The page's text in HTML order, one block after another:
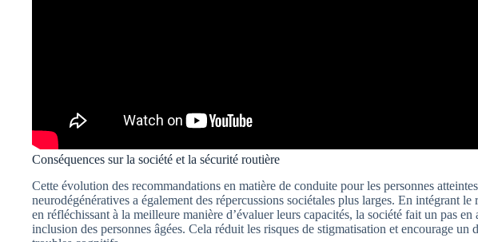
Conséquences sur la société et la sécurité routière
Cette évolution des recommandations en matière de conduite pour les personnes
neurodégénératives a également des répercussions sociétales plus larges. En intégrant le
en réfléchissant à la meilleure manière d’évaluer leurs capacités, la société fait un pas
inclusion des personnes âgées. Cela réduit les risques de stigmatisation et encourage un